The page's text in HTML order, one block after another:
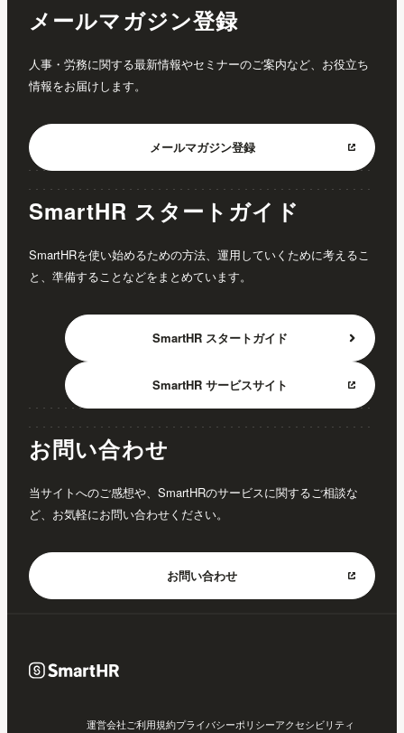
メールマガジン登録
人事・労務に関する最新情報やセミナーのご案内など、お役立ち
情報をお届けします。
メールマガジン登録
SmartHR スタートガイド
SmartHRを使い始めるための方法、運用していくために考えるこ
と、準備することなどをまとめています。
SmartHR スタートガイド
SmartHR サービスサイト
お問い合わせ
当サイトへのご感想や、SmartHRのサービスに関するご相談な
ど、お気軽にお問い合わせください。
お問い合わせ
運営会社ご利用規約プライバシーポリシーアクセシビリティ